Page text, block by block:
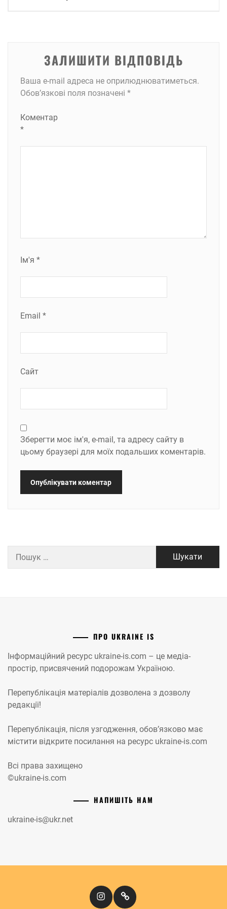
ЗАЛИШИТИ ВІДПОВІДЬ
Ваша e-mail адреса не оприлюднюватиметься.
Обов’язкові поля позначені *
Коментар
*
Ім'я *
Email *
Сайт
Зберегти моє ім'я, e-mail, та адресу сайту в
цьому браузері для моїх подальших коментарів.
ПРО UKRAINE IS
Інформаційний ресурс ukraine-is.com – це медіа-
простір, присвячений подорожам Україною.
Перепублікація матеріалів дозволена з дозволу
редакції!
Перепублікація, після узгодження, обов’язково має
містити відкрите посилання на ресурс ukraine-is.com
Всі права захищено
©ukraine-is.com
НАПИШІТЬ НАМ
ukraine-is@ukr.net
InstagramКіномандри